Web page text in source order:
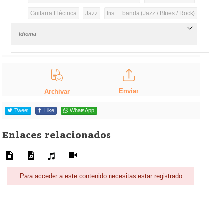
Guitarra Eléctrica Jazz Ins. + banda (Jazz / Blues / Rock)
Idioma
Archivar Enviar
Tweet Like WhatsApp
Enlaces relacionados
Para acceder a este contenido necesitas estar registrado